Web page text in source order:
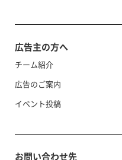
広告主の方へ
チーム紹介
広告のご案内
イベント投稿
お問い合わせ先